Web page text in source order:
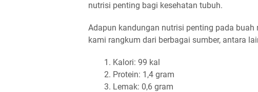
nutrisi penting bagi kesehatan tubuh.
Adapun kandungan nutrisi penting pada
kami rangkum dari berbagai sumber, antara
Kalori: 99 kal
Protein: 1,4 gram
Lemak: 0,6 gram